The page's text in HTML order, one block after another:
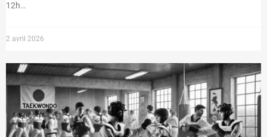
12h…
2 avril 2026